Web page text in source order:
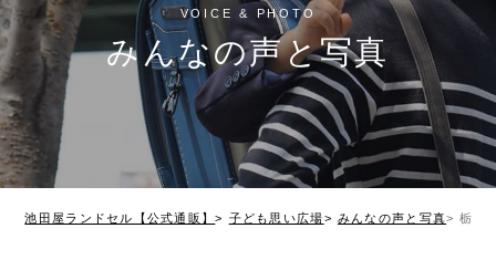
VOICE & PHOTO
みんなの声と写真
池田屋ランドセル【公式通販】 子ども思い広場 みんなの声と写真 栃木